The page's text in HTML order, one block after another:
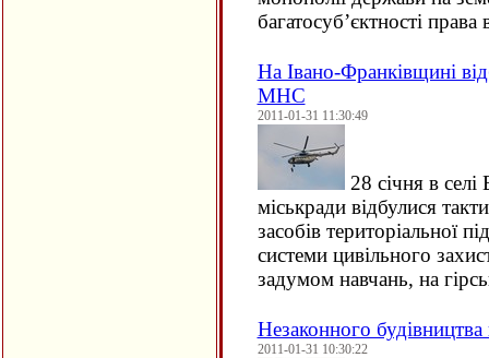
багатосуб’єктності
На Івано-Франківщині
МНС
2011-01-31 11:30:49
28 січня в селі
міськради відбулися
засобів територіальної
системи цивільного
задумом навчань, на
Незаконного
2011-01-31 10:30:22